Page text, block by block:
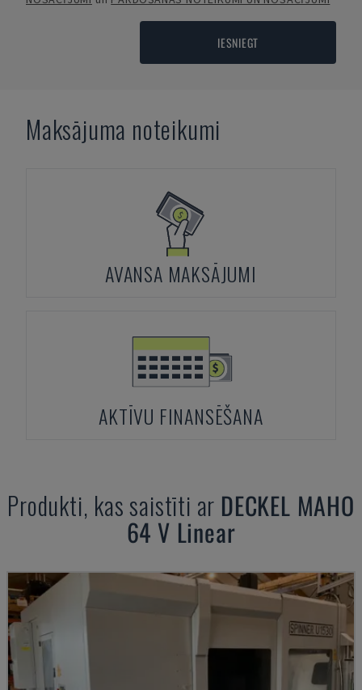
IESNIEGT
Maksājuma noteikumi
AVANSA MAKSĀJUMI
AKTĪVU FINANSĒŠANA
Produkti, kas saistīti ar DECKEL MAHO
64 V Linear